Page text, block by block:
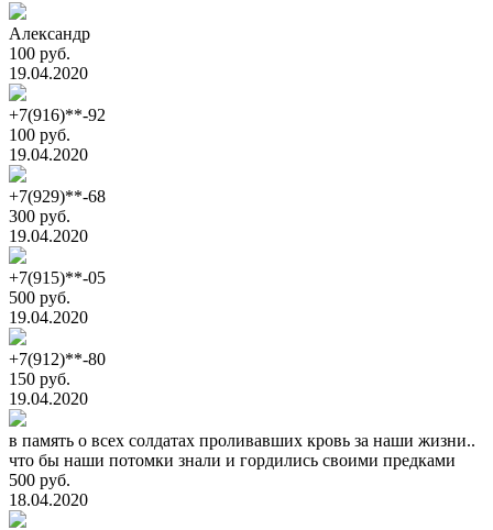
Александр
100 руб.
19.04.2020
+7(916)**-92
100 руб.
19.04.2020
+7(929)**-68
300 руб.
19.04.2020
+7(915)**-05
500 руб.
19.04.2020
+7(912)**-80
150 руб.
19.04.2020
в память о всех солдатах проливавших кровь за наши жизни..
что бы наши потомки знали и гордились своими предками
500 руб.
18.04.2020